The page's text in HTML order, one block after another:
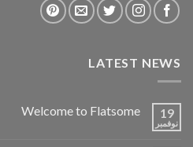
LATEST NEWS
19
نوفمبر
Welcome to Flatsome